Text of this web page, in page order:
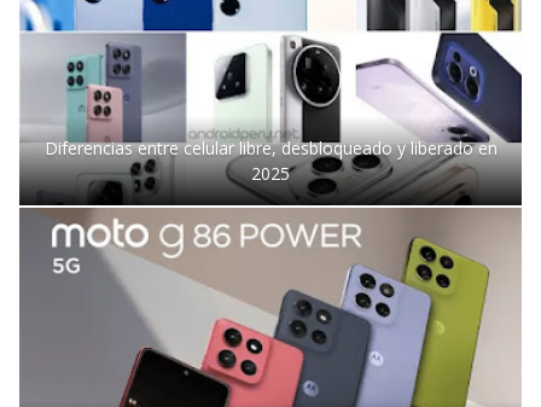
Diferencias entre celular libre, desbloqueado y liberado en
2025